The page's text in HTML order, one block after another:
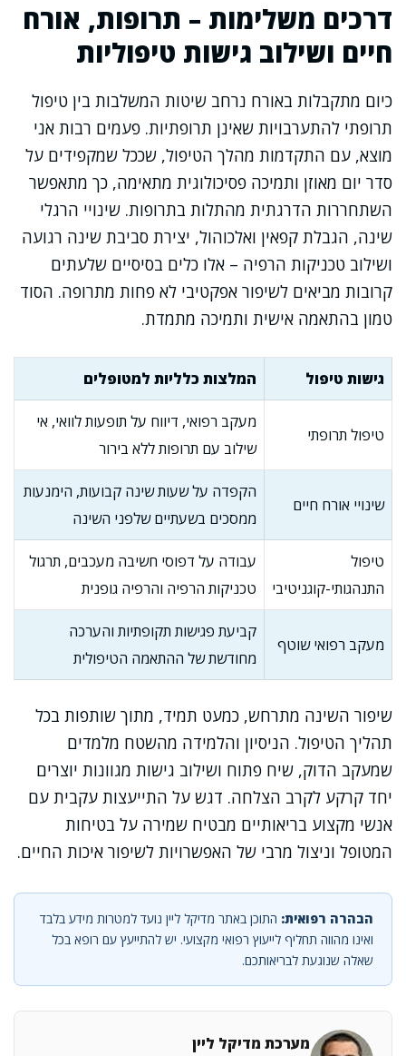
דרכים משלימות – תרופות, אורח
חיים ושילוב גישות טיפוליות
כיום מתקבלות באורח נרחב שיטות המשלבות בין טיפול
תרופתי להתערבויות שאינן תרופתיות. פעמים רבות אני
מוצא, עם התקדמות מהלך הטיפול, שככל שמקפידים על
סדר יום מאוזן ותמיכה פסיכולוגית מתאימה, כך מתאפשר
השתחררות הדרגתית מהתלות בתרופות. שינויי הרגלי
שינה, הגבלת קפאין ואלכוהול, יצירת סביבת שינה רגועה
ושילוב טכניקות הרפיה – אלו כלים בסיסיים שלעתים
קרובות מביאים לשיפור אפקטיבי לא פחות מתרופה. הסוד
טמון בהתאמה אישית ותמיכה מתמדת.
גישות טיפול המלצות כלליות למטופלים
טיפול תרופתי
מעקב רפואי, דיווח על תופעות לוואי, אי
שילוב עם תרופות ללא בירור
שינויי אורח חיים
הקפדה על שעות שינה קבועות, הימנעות
ממסכים בשעתיים שלפני השינה
טיפול
התנהגותי-קוגניטיבי
עבודה על דפוסי חשיבה מעכבים, תרגול
טכניקות הרפיה והרפיה גופנית
מעקב רפואי שוטף
קביעת פגישות תקופתיות והערכה
מחודשת של ההתאמה הטיפולית
שיפור השינה מתרחש, כמעט תמיד, מתוך שותפות בכל
תהליך הטיפול. הניסיון והלמידה מהשטח מלמדים
שמעקב הדוק, שיח פתוח ושילוב גישות מגוונות יוצרים
יחד קרקע לקרב הצלחה. דגש על התייעצות עקבית עם
אנשי מקצוע בריאותיים מבטיח שמירה על בטיחות
המטופל וניצול מרבי של האפשרויות לשיפור איכות החיים.
הבהרה רפואית: התוכן באתר מדיקל ליין נועד למטרות מידע בלבד
ואינו מהווה תחליף לייעוץ רפואי מקצועי. יש להתייעץ עם רופא בכל
שאלה שנוגעת לבריאותכם.
מערכת מדיקל ליין